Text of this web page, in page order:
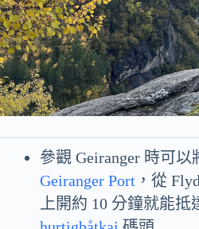
參觀 Geiranger 時可以
Geiranger Port ，從
上開約 10 分鐘就能抵